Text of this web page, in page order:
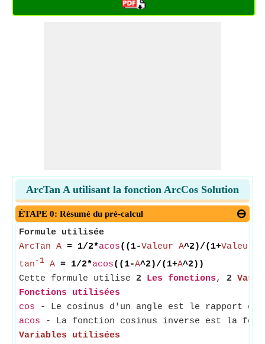
ArcTan A utilisant la fonction ArcCos Solution
ÉTAPE 0: Résumé du pré-calcul
Formule utilisée
ArcTan A = 1/2*acos((1-Valeur A^2)/(1+Valeur A
tan -1 A = 1/2*acos((1-A^2)/(1+A^2))
Cette formule utilise 2 Les fonctions, 2
Fonctions utilisées
cos - Le cosinus d'un angle est le rapport
acos - La fonction cosinus inverse est la
Variables utilisées